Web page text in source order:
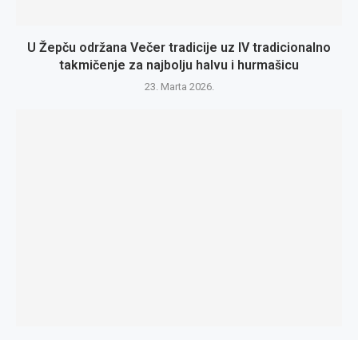
U Žepču održana Večer tradicije uz IV tradicionalno
takmičenje za najbolju halvu i hurmašicu
23. Marta 2026.